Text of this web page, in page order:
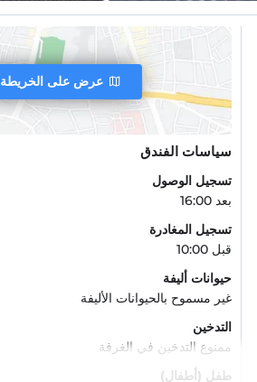
عرض على الخريطة
سياسات الفندق
تسجيل الوصول
بعد 16:00
تسجيل المغادرة
قبل 10:00
حيوانات أليفة
غير مسموح بالحيوانات الأليفة
التدخين
ممنوع التدخين في الغرفة
طفل (أطفال)